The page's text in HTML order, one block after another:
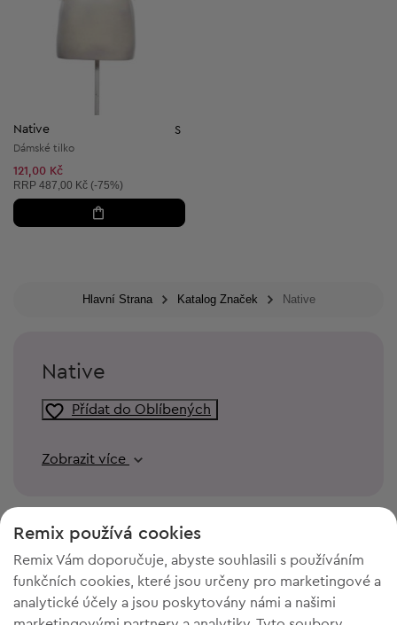
Native S
Dámské tilko
121,00 Kč
Doporučená cena:
RRP 487,00 Kč (-75%)
Hlavní Strana Katalog Značek Native
Native
Přídat do Oblíbených
Zobrazit více
Remix používá cookies
Remix Vám doporučuje, abyste souhlasili s používáním
funkčních cookies, které jsou určeny pro marketingové a
analytické účely a jsou poskytovány námi a našimi